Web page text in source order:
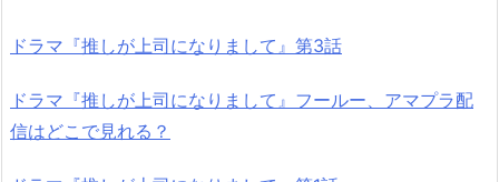
ドラマ『推しが上司になりまして』第3話
ドラマ『推しが上司になりまして』フールー、アマプラ配
信はどこで見れる？